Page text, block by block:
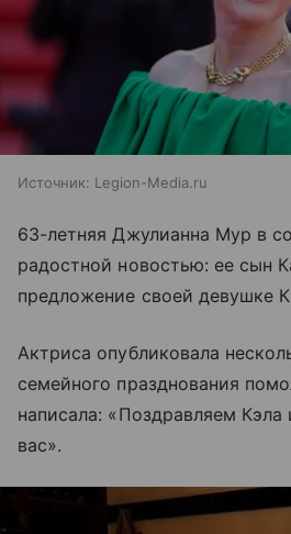
Источник: Legion-Media.ru
63-летняя Джулианна Мур в
радостной новостью: ее сын
предложение своей девушке
Актриса опубликовала
семейного празднования
написала: «Поздравляем
вас».